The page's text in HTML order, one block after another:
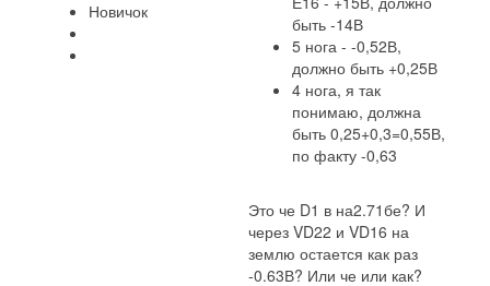
Новичок
быть -14В
5 нога - -0,52В,
должно быть +0,25В
4 нога, я так
понимаю, должна
быть 0,25+0,3=0,55В,
по факту -0,63
Это че D1 в на2.71бе? И
через VD22 и VD16 на
землю остается как раз
-0.63В? Или че или как?